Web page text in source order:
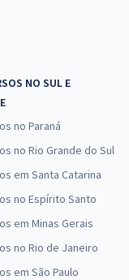
NO SUL E
no Paraná
no Rio Grande do Sul
em Santa Catarina
no Espírito Santo
em Minas Gerais
no Rio de Janeiro
em São Paulo